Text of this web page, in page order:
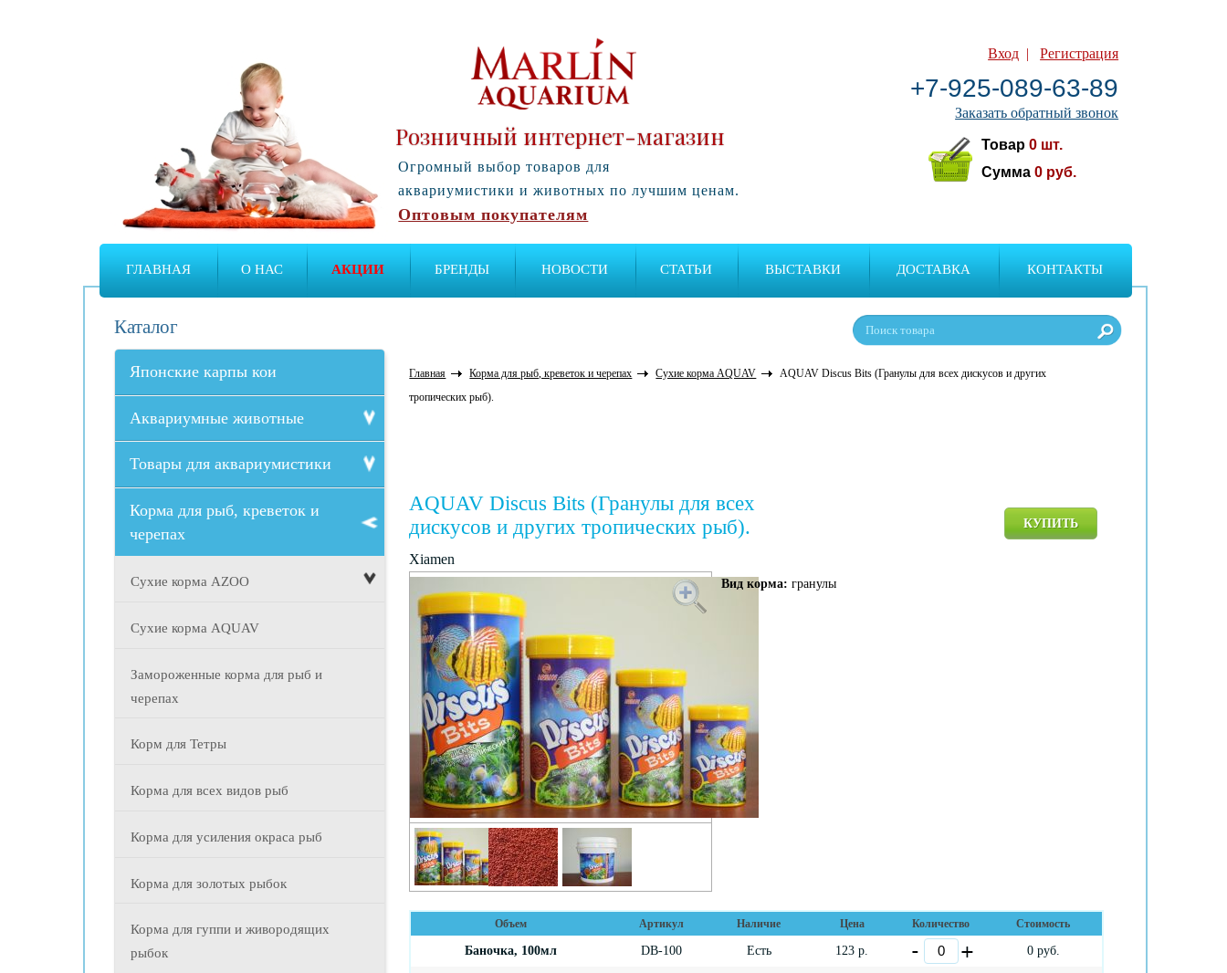
Вход |Регистрация
+7-925-089-63-89
Заказать обратный звонок
Товар0 шт.
Сумма0 руб.
Розничный интернет-магазин
Огромный выбор товаров для
аквариумистики и животных по лучшим ценам.
Оптовым покупателям
ГЛАВНАЯ О НАС АКЦИИ БРЕНДЫ НОВОСТИ СТАТЬИ ВЫСТАВКИ ДОСТАВКА КОНТАКТЫ
Каталог
Японские карпы кои
Аквариумные животные
Товары для аквариумистики
Корма для рыб, креветок и
черепах
Сухие корма AZOO
Сухие корма AQUAV
Замороженные корма для рыб и
черепах
Корм для Тетры
Корма для всех видов рыб
Корма для усиления окраса рыб
Корма для золотых рыбок
Корма для гуппи и живородящих
рыбок
Главная Корма для рыб, креветок и черепах Сухие корма AQUAV
AQUAV Discus Bits (Гранулы для всех дискусов и других
тропических рыб).
AQUAV Discus Bits (Гранулы для всех
дискусов и других тропических рыб).
Xiamen
КУПИТЬ
Вид корма: гранулы
Объем Артикул Наличие Цена Количество Стоимость
Баночка, 100мл DB-100 Есть 123 р. 0руб.